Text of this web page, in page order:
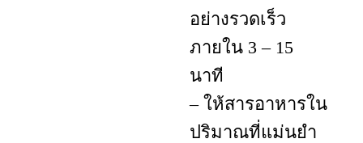
อย่างรวดเร็ว
ภายใน 3 – 15
นาที
– ให้สารอาหารใน
ปริมาณที่แม่นยำ